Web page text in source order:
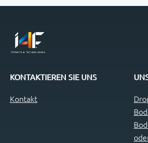
KONTAKTIEREN SIE UNS
Kontakt